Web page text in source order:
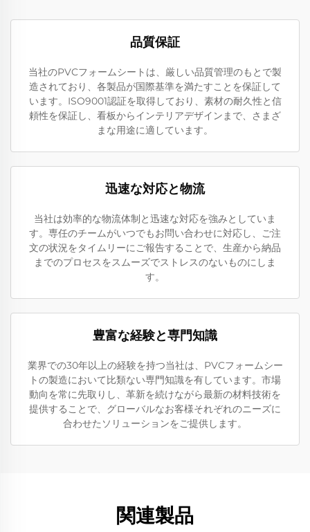
品質保証
当社のPVCフォームシートは、厳しい品質管理のもとで製
造されており、各製品が国際基準を満たすことを保証して
います。ISO9001認証を取得しており、素材の耐久性と信
頼性を保証し、看板からインテリアデザインまで、さまざ
まな用途に適しています。
迅速な対応と物流
当社は効率的な物流体制と迅速な対応を強みとしていま
す。専任のチームがいつでもお問い合わせに対応し、ご注
文の状況をタイムリーにご報告することで、生産から納品
までのプロセスをスムーズでストレスのないものにしま
す。
豊富な経験と専門知識
業界での30年以上の経験を持つ当社は、PVCフォームシー
トの製造において比類ない専門知識を有しています。市場
動向を常に先取りし、革新を続けながら最新の材料技術を
提供することで、グローバルなお客様それぞれのニーズに
合わせたソリューションをご提供します。
関連製品